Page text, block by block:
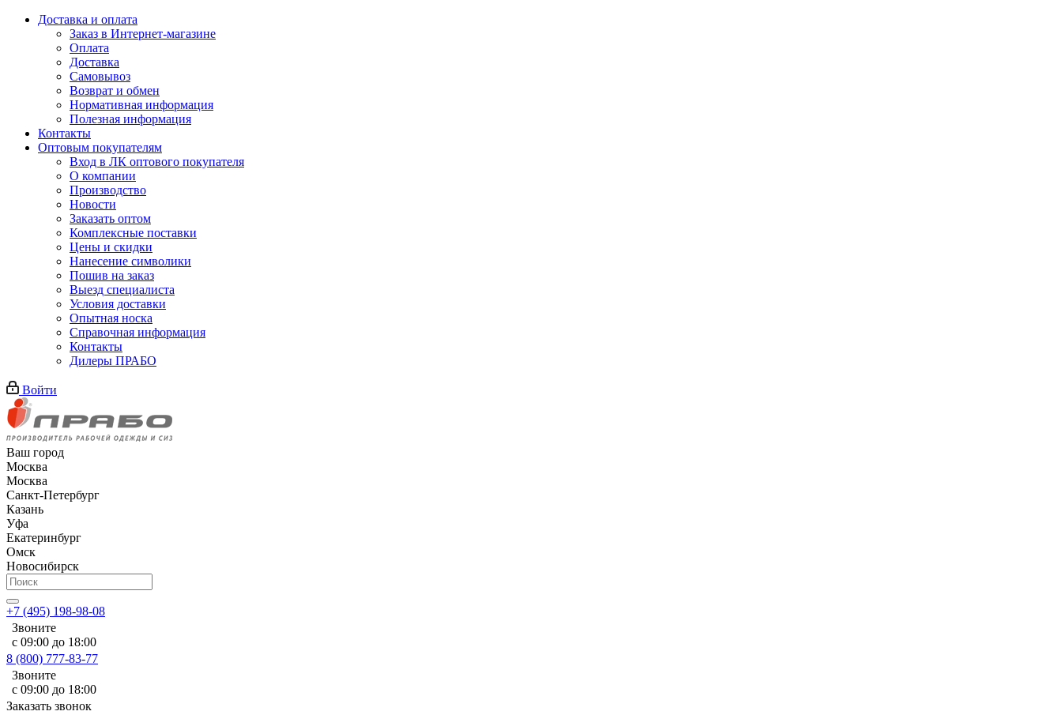
Доставка и оплата
Заказ в Интернет-магазине
Оплата
Доставка
Самовывоз
Возврат и обмен
Нормативная информация
Полезная информация
Контакты
Оптовым покупателям
Вход в ЛК оптового покупателя
О компании
Производство
Новости
Заказать оптом
Комплексные поставки
Цены и скидки
Нанесение символики
Пошив на заказ
Выезд специалиста
Условия доставки
Опытная носка
Справочная информация
Контакты
Дилеры ПРАБО
Войти
Ваш город
Москва
Москва
Санкт-Петербург
Казань
Уфа
Екатеринбург
Омск
Новосибирск
+7 (495) 198-98-08
Звоните
с 09:00 до 18:00
8 (800) 777-83-77
Звоните
с 09:00 до 18:00
Заказать звонок